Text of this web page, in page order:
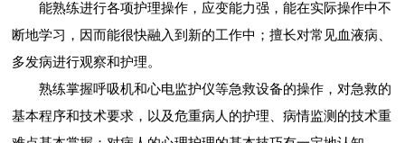
能熟练进行各项护理操作，应变能力强，能在实际操作中不
断地学习，因而能很快融入到新的工作中；擅长对常见血液病、
多发病进行观察和护理。
熟练掌握呼吸机和心电监护仪等急救设备的操作，对急救的
基本程序和技术要求，以及危重病人的护理、病情监测的技术重